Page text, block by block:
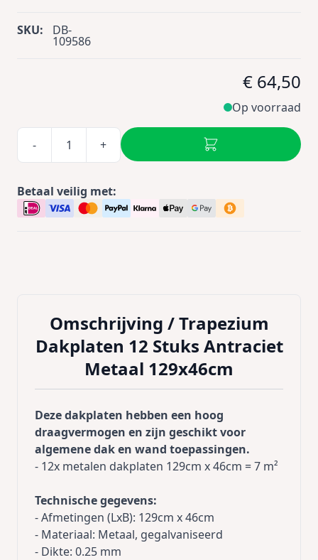
SKU: DB-
109586
€ 64,50
Op voorraad
- +
Betaal veilig met:
Omschrijving /Trapezium
Dakplaten 12 Stuks Antraciet
Metaal 129x46cm
Deze dakplaten hebben een hoog
draagvermogen en zijn geschikt voor
algemene dak en wand toepassingen.
- 12x metalen dakplaten 129cm x 46cm = 7 m²
Technische gegevens:
- Afmetingen (LxB): 129cm x 46cm
- Materiaal: Metaal, gegalvaniseerd
- Dikte: 0.25 mm